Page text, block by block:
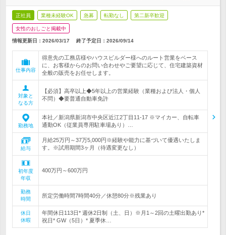
正社員 業種未経験OK 急募 転勤なし 第二新卒歓迎
女性のおしごと掲載中
情報更新日：2026/03/17 終了予定日： 2026/09/14
仕事内容
得意先の工務店様やハウスビルダー様へのルート営業をベース
に、お客様からのお問い合わせやご要望に応じて、住宅建築資材
全般の販売をお任せします。
対象と
なる方
【必須】高卒以上◆5年以上の営業経験（業種および法人・個人
不問）◆要普通自動車免許
勤務地
本社／新潟県新潟市中央区近江2丁目11-17 ※マイカー、自転車
通勤OK（従業員専用駐車場あり）…
給与
月給25万円～37万5,000円※経験や能力に基づいて優遇いたしま
す。※試用期間3ヶ月（待遇変更なし）
初年度
年収
400万円～600万円
勤務
時間
所定労働時間7時間40分／休憩80分※残業あり
休日
休暇
年間休日113日* 週休2日制（土、日）※月1～2回の土曜出勤あり*
祝日* GW（5日）* 夏季休…